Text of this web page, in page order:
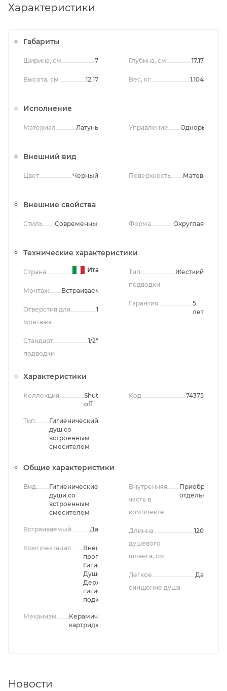
Характеристики
Габариты
Ширина, см 7
Высота, см 12.17
Глубина, см 17.17
Вес, кг 1.104
Исполнение
Материал Латунь Управление
Внешний вид
Цвет Черный Поверхность Матовая
Внешние свойства
Стиль Современный Форма Округлая
Технические характеристики
Страна Италия
Монтаж Встраиваемый
Отверстия для
монтажа
1
Стандарт
подводки
1/2"
Тип
подводки
Жесткий
Гарантия
5
лет
Характеристики
Коллекция
Shut
off
Тип
Гигиенический
душ со
встроенным
смесителем
Код 74375
Общие характеристики
Вид
Гигиенические
души со
встроенным
смесителем
Встраиваемый Да
Комплектация
Внешняя часть
прогрессивногосмесителя,
Гигиенический душ,
Душевой шланг,
Держатель
гигиенического душа с
подключением шланга
Механизм
Керамический
картридж
Внутренняя
часть в
комплекте
отдельно
Длинна
душевого
шланга, см
120
Легкое
очищение душа
Да
Новости